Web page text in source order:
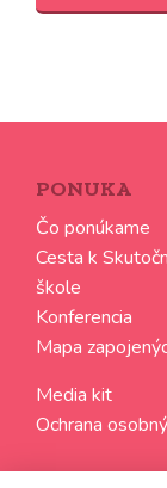
PONUKA
Čo ponúkame
Cesta k
škole
Konferencia
Mapa
Media kit
Ochrana